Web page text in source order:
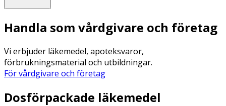
Handla som vårdgivare och företag
Vi erbjuder läkemedel, apoteksvaror,
förbrukningsmaterial och utbildningar.
För vårdgivare och företag
Dosförpackade läkemedel